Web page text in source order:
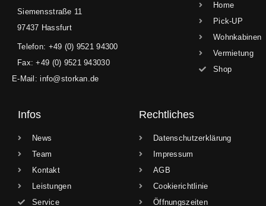
Siemensstraße 11
97437 Hassfurt
Telefon: +49 (0) 9521 94300
Fax: +49 (0) 9521 943030
E-Mail: info@storkan.de
Home
Pick-UP
Wohnkabinen
Vermietung
Shop
Infos
News
Team
Kontakt
Leistungen
Service
Rechtliches
Datenschutzerklärung
Impressum
AGB
Cookierichtlinie
Öffnungszeiten